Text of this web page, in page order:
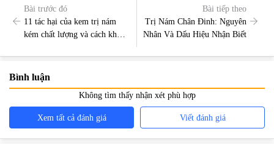
Bài trước đó
11 tác hại của kem trị nám
kém chất lượng và cách khắc
Bài tiếp theo
Trị Nám Chân Đinh: Nguyên
Nhân Và Dấu Hiệu Nhận Biết
Bình luận
Không tìm thấy nhận xét phù hợp
Xem tất cả đánh giá Viết đánh giá